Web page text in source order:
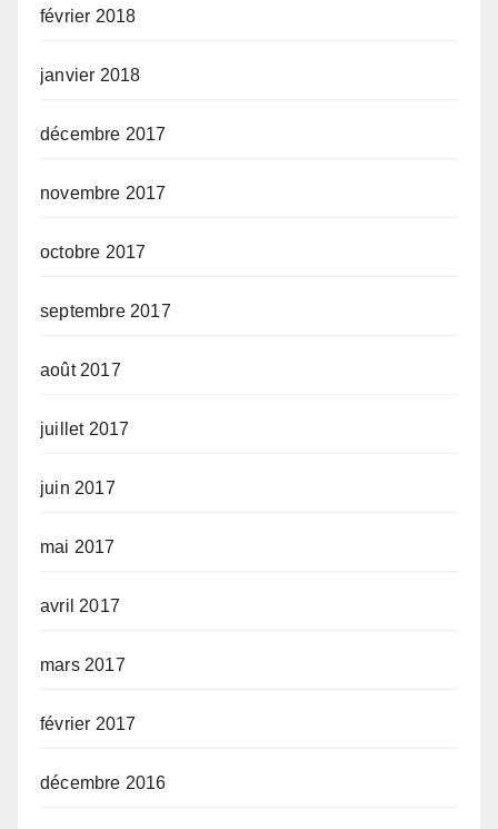
février 2018
janvier 2018
décembre 2017
novembre 2017
octobre 2017
septembre 2017
août 2017
juillet 2017
juin 2017
mai 2017
avril 2017
mars 2017
février 2017
décembre 2016